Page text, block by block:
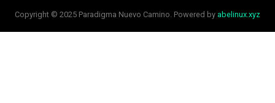
Copyright © 2025 Paradigma Nuevo Camino. Powered by abelinux.xyz